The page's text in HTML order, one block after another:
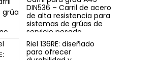
DIN536 – Carril de acero
de alta resistencia para
sistemas de grúas de
servicio pesado.
Riel 136RE: diseñado
para ofrecer